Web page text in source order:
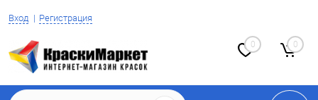
Вход Регистрация
0 0